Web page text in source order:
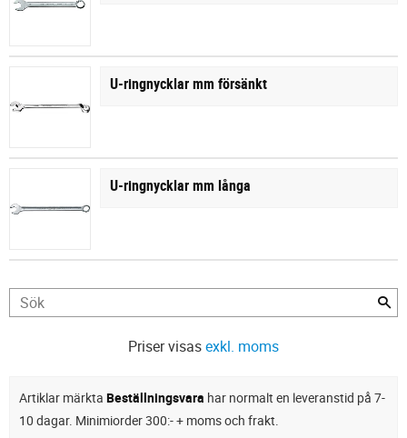
U-ringnycklar mm försänkt
U-ringnycklar mm långa
Priser visasexkl. moms
Artiklar märkta Beställningsvara har normalt en leveranstid på 7-
10 dagar. Minimiorder 300:- + moms och frakt.